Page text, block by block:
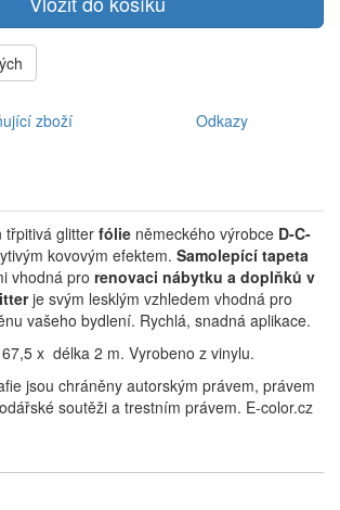
zboží Odkazy
třpitivá glitter fólie německého výrobce D-C-
kovovým efektem. Samolepící tapeta
vhodná pro renovaci nábytku a doplňků v
je svým lesklým vzhledem vhodná pro
vašeho bydlení. Rychlá, snadná aplikace.
x délka 2 m. Vyrobeno z vinylu.
jsou chráněny autorským právem, právem
soutěži a trestním právem. E-color.cz